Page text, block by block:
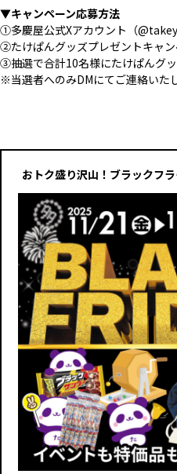
▼キャンペーン応募方法
①多慶屋公式Xアカウント（
②たけぱんグッズプレゼントキャ
③抽選で合計10名様にたけぱんグッ
※当選者へのみDMにてご連絡いた
おトク盛り沢山！ブラックフ